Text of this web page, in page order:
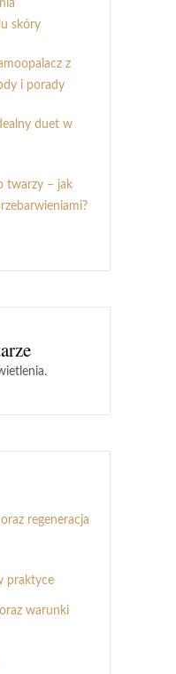
skóry
z
i porady
duet w
twarzy – jak
regeneracja
praktyce
warunki